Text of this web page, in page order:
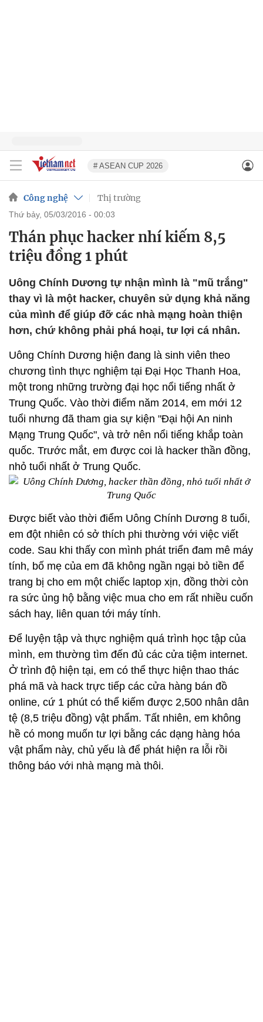
# ASEAN CUP 2026
Công nghệ Thị trường
thứ bảy, 05/03/2016 - 00:03
Thán phục hacker nhí kiếm 8,5
triệu đồng 1 phút
Uông Chính Dương tự nhận mình là "mũ trắng"
thay vì là một hacker, chuyên sử dụng khả năng
của mình để giúp đỡ các nhà mạng hoàn thiện
hơn, chứ không phải phá hoại, tư lợi cá nhân.
Uông Chính Dương hiện đang là sinh viên theo
chương tình thực nghiệm tại Đại Học Thanh Hoa,
một trong những trường đại học nổi tiếng nhất ở
Trung Quốc. Vào thời điểm năm 2014, em mới 12
tuổi nhưng đã tham gia sự kiện "Đại hội An ninh
Mạng Trung Quốc", và trở nên nổi tiếng khắp toàn
quốc. Trước mắt, em được coi là hacker thần đồng,
nhỏ tuổi nhất ở Trung Quốc.
Được biết vào thời điểm Uông Chính Dương 8 tuổi,
em đột nhiên có sở thích phi thường với việc viết
code. Sau khi thấy con mình phát triển đam mê máy
tính, bố mẹ của em đã không ngần ngại bỏ tiền để
trang bị cho em một chiếc laptop xịn, đồng thời còn
ra sức ủng hộ bằng việc mua cho em rất nhiều cuốn
sách hay, liên quan tới máy tính.
Để luyện tập và thực nghiệm quá trình học tập của
mình, em thường tìm đến đủ các cửa tiệm internet.
Ở trình độ hiện tại, em có thể thực hiện thao thác
phá mã và hack trực tiếp các cửa hàng bán đồ
online, cứ 1 phút có thể kiếm được 2,500 nhân dân
tệ (8,5 triệu đồng) vật phẩm. Tất nhiên, em không
hề có mong muốn tư lợi bằng các dạng hàng hóa
vật phẩm này, chủ yếu là để phát hiện ra lỗi rồi
thông báo với nhà mạng mà thôi.